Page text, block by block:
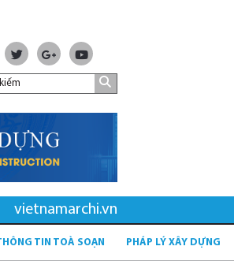
vietnamarchi.vn
TIN TOÀ SOẠN PHÁP LÝ XÂY DỰNG